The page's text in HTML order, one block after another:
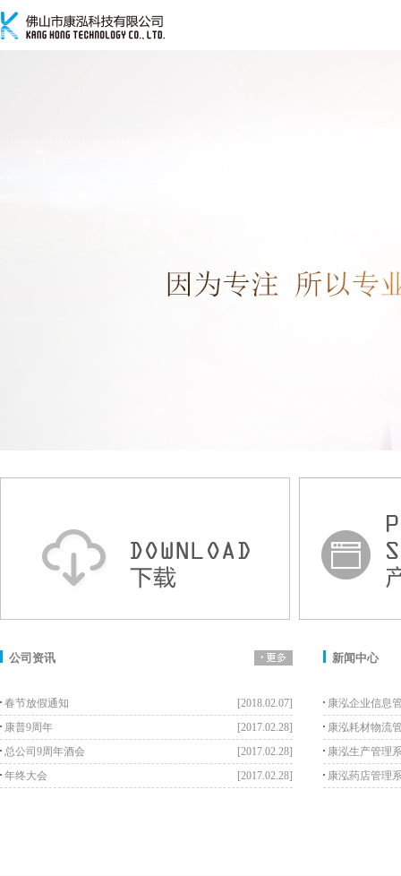
公司资讯
春节放假通知
[2018.02.07]
康普9周年
[2017.02.28]
总公司9周年酒会
[2017.02.28]
年终大会
[2017.02.28]
新闻中心
康泓企业信息
康泓耗材物流
康泓生产管理
康泓药店管理